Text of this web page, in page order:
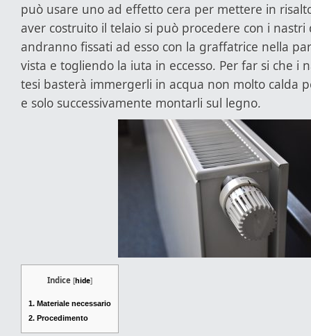
può usare uno ad effetto cera per mettere in
aver costruito il telaio si può procedere con i nastri
andranno fissati ad esso con la graffatrice nella
vista e togliendo la iuta in eccesso. Per far si che i
tesi basterà immergerli in acqua non molto calda
e solo successivamente montarli sul legno.
Indice [hide]
1. Materiale necessario
2. Procedimento